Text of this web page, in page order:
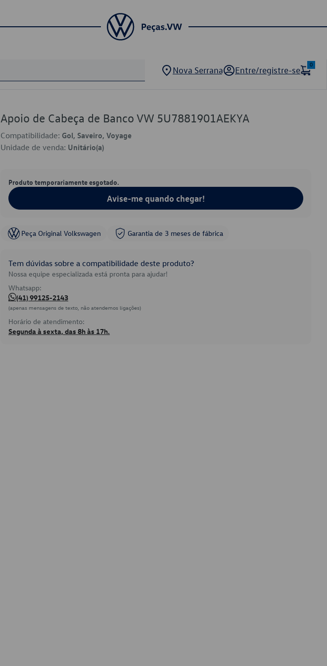
Nova Serrana Entre/registre-se
0
Apoio de Cabeça de Banco VW 5U7881901AEKYA
Compatibilidade: Gol, Saveiro, Voyage
Unidade de venda: Unitário(a)
Produto temporariamente esgotado.
Avise-me quando chegar!
Peça Original Volkswagen Garantia de 3 meses de fábrica
Tem dúvidas sobre a compatibilidade deste produto?
Nossa equipe especializada está pronta para ajudar!
Whatsapp:
(41) 99125-2143
(apenas mensagens de texto, não atendemos ligações)
Horário de atendimento:
Segunda à sexta, das 8h às 17h.